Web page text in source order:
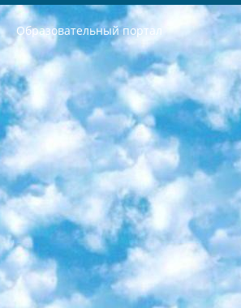
Образовательный портал
РЕСПУБЛИКА УЗБЕКИСТАН МИНИСТРЕРСТВО ДОШКОЛЬНОГО И ШКОЛЬНОГО ОБРАЗОВАНИЯ КОМАНДА в общеобразовательных учреждениях в 2023-2024 учебном году организация и проведение итоговой государственной аттестации обучающихся о Министра дошкольного и школьного образования Республики Узбекистан от 4 марта 2008 года (постановлением Минюста от 20 марта 2008 года № 1778 государственной регистрации) «Итоговое состояние учащихся общего среднего образования на основании положения об утверждении положения об аттестации общего среднего образования выпускной экзамен студентов в образовательных учреждениях в 2023-2024 учебном году В целях организации и прохождения аттестации приказываю: 1. Следующее: перечень предметов, по которым будет проводиться итоговая государственная аттестация и экзамен формы перевода согласно приложению 1; сертификаты международного образца, оценивающие уровень владения иностранными языками перечень согласно приложению 2; 2. Педагогический при специализированных образовательных учреждениях. научно-практический центр квалификации и международной оценки (Д.Давидова) 2024 г. До 25 марта: задания по предметам, по которым будет проводиться итоговая аттестация разработка и утверждение технических условий; итоговая аттестация на основании разработанного предметного задания разработка вопросов по предметам (устно и письменно), экзамен передача; общеобразовательные средние школы и специальные учебные заведения учащиеся выпускных классов школ и интернатов в агентской системе подготовка базы данных экзаменационных материалов и критериев оценки; перевод базы экзаменационных материалов на все языки обучения подать в Республиканский образовательный центр для изготовления; варианты экзаменов на основе разработанных контрольных материалов пусть будут поставлены задачи формирования. 3. Республиканский образовательный центр (Ш.Худайкулов) до 5 апреля 2024 года. до: база данных предоставленных экзаменационных материалов на все языки обучения перевод и экспертиза; для слепых, слабовидящих, глухих, слабослышащих и умственно отсталых детей учащиеся выпускных классов специализированных школ и школ-интернатов база данных экзаменационных материалов на всех преподаваемых языках подготовка критериев оценки; специализированные школы для умственно отсталых детей и технологии для учащихся выпускных классов школ-интернатов разработка соответствующих рекомендаций и критериев проведения ЕГЭ по естествознанию давать задания. 4. Педагогический при специализированных образовательных учреждениях. Научно-практический центр навыков и международной оценки (Д.Давидова), Республика образовательный центр (Худайкулов Ш.) итоговый государственный аттестационный экзамен ориентирован на творческое и логическое мышление при подготовке базы материалов учитывать введение заданий. 5. Следует отметить, что: сертификат государственного образца о знании общеобразовательного предмета и как минимум национальный уровень B1 по предметам на иностранных языках, указанным в Приложении 2. или международно признанный сертификат эквивалентного уровня студенты, изучающие определенный предмет, освобождаются от экзамена; по соответствующим предметам запланирована итоговая государственная аттестация за день до дня, путем жеребьевки Рабочей группой (в письменной форме по предметам, проводимым в форме) из числа сформированных вариантов выбрано 2 варианта; 2 выбранных варианта экзамена анонсированы на официальном сайте министерства и все выпускники по всей стране на основе этих вариантов проводит итоговую государственную аттестацию. 6. Государственное образование учащихся средних общеобразовательных учреждений. знания в соответствии с квалификационными требованиями, которые необходимо приобрести на основании стандартов итоговый (выпускной) контроль для 9 и 11 классов в целях тестирования Экзамены (далее – экзамены) состоят из предметов, перечисленных в приложении 1. будет сделано. 7. Экзамены пройдут с 26 мая по 15 июня 2024 г. (кроме науки физического воспитания). 8. Физическая для учащихся 9 классов общесредних образовательных учреждений. Экзамены по предмету «Образование, квалификация медицина» 1-6 мая 2024 года. сотрудники перевести под присмотр (с отклонениями в физическом или умственном развитии) специализированная школа для детей, школы-интернаты и со сколиозом школы-интернаты санаторного типа для больных детей исключены). 9. Он был слепым, слабовидящим и имел нарушения опорно-двигательного аппарата. экзамены в специализированных школах и интернатах для детей должны проводиться исходя из требований, предъявляемых к общеобразовательным учреждениям (физкультура кроме науки). 10. Специализированная школа для глухих и слабослышащих детей. и экзамены в интернатах и быть реализован в виде письменного теста по математике. 11. Специальность для умственно отсталых детей. Для 9 класса Родной язык и литературное письмо Государственный язык (язык обучения – узбекский). для неклассов) написано Математическое письмо Письменная/устная история Узбекистана Физическое воспитание практично Итоговый контроль Для 11 класса Написание родного языка и литературы (эссе) Математическое письмо Узбекский язык (обучение на узбекском языке) не посещающее общее среднее образование для учреждений)/Образовательное учреждение выбор письменный и устный Иностранный язык письменный/устный Письменная/устная история Узбекистана *По выбору студента:  Химия  Физика  Основы государственного права  География 10 бесплатных образовательных ресурсов - Мы составили подборку онлайн-проектов с интерактивными упражнениями, видеолекциями и статьями. Они помогут вам обрести новые и освежить старые знания бесплатно. 1. «ИНТУИТ» Старейшая образовательная площадка Рунета. Здесь вы найдёте сотни текстовых и видеокурсов на десятки различных тем — от программирования до психологии. Многие курсы подготовлены российскими университетами и крупными международными компаниями вроде Intel и Microsoft. Самостоятельное обучение бесплатное, но желающие могут оплатить услуги персональных наставников. 2. «Смартия» знакомит с актуальными профессиями и подсказывает, как им обучаться. Выбрав заинтересовавшую вас специальность — SMM-специалист, фотограф, веб-дизайнер или другую, — увидите список необходимых для неё умений. Чтобы вы могли освоить их самостоятельно, для каждого умения площадка отображает подборку ссылок на учебные материалы. Хотя «Смартия» ориентируется на русскоязычную аудиторию, часть контента всё же доступна только на английском. 3. «Лекторий Физтеха» Проект Московского физико-технического института (Физтеха). С его помощью вы можете смотреть онлайн серии лекций, записанные на видео в этом вузе. В числе доступных предметов — физика, биология, химия, информационные технологии и другие. К некоторым лекциям администрация ресурса прилагает готовые конспекты, которые можно скачивать в PDF-формате. 4. ITMOcourses Онлайн-площадка Санкт-Петербургского национального исследовательского университета информационных технологий, механики и оптики (ИТМО). Ресурс предоставляет свободный доступ к курсам, разработанным в этом вузе. Каталог материалов разбит на четыре категории: «Оптические системы и технологии», «Приборостроение и робототехника», «Информационные технологии» и «Биотехнологии». Курсы состоят из видеолекций, интерактивных демонстраций и заданий. 5. «КиберЛенинка» Электронная научная библиотека открытого доступа. Каталог площадки регулярно обрастает текстами статей из различных научных изданий. Сгруппированные по журналам и рубрикам публикации можно читать онлайн или скачивать целиком в PDF-формате. Проект нацелен на популяризацию науки за счёт открытого доступа к качественной информации. 6. «ПостНаука» На этом ресурсе публикуют подборки видеолекций, составленные экспертами из разных отраслей и объединённые общими темами. Среди них, к примеру, есть серии «Биоинформатика и геномика», «Культура средневековой Скандинавии» и Cinema Studies о теории кино. Каждая подборка лекций — логически связанная история, рассказанная экспертом от первого лица. Кроме того, на сайте появляются научно-образовательные статьи и тесты на разные темы. 7. «Newочём» Команда проекта «Newочём» отбирает самые интересные тексты из англоязычных СМИ и переводит те из них, за которые голосуют участники сообщества «ВКонтакте». По